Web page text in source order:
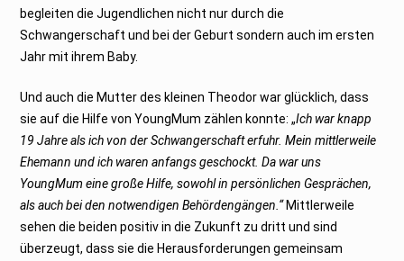
begleiten die Jugendlichen nicht nur durch die
Schwangerschaft und bei der Geburt sondern auch im ersten
Jahr mit ihrem Baby.
Und auch die Mutter des kleinen Theodor war glücklich, dass
sie auf die Hilfe von YoungMum zählen konnte: „Ich war knapp
19 Jahre als ich von der Schwangerschaft erfuhr. Mein mittlerweile
Ehemann und ich waren anfangs geschockt. Da war uns
YoungMum eine große Hilfe, sowohl in persönlichen Gesprächen,
als auch bei den notwendigen Behördengängen.“Mittlerweile
sehen die beiden positiv in die Zukunft zu dritt und sind
überzeugt, dass sie die Herausforderungen gemeinsam